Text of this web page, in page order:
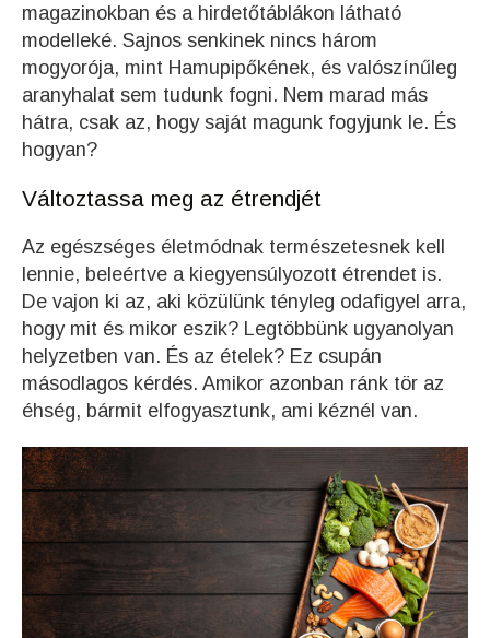
magazinokban és a hirdetőtáblákon látható
modelleké. Sajnos senkinek nincs három
mogyorója, mint Hamupipőkének, és valószínűleg
aranyhalat sem tudunk fogni. Nem marad más
hátra, csak az, hogy saját magunk fogyjunk le. És
hogyan?
Változtassa meg az étrendjét
Az egészséges életmódnak természetesnek kell
lennie, beleértve a kiegyensúlyozott étrendet is.
De vajon ki az, aki közülünk tényleg odafigyel arra,
hogy mit és mikor eszik? Legtöbbünk ugyanolyan
helyzetben van. És az ételek? Ez csupán
másodlagos kérdés. Amikor azonban ránk tör az
éhség, bármit elfogyasztunk, ami kéznél van.